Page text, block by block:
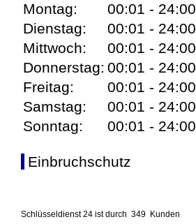
Montag:
00:01 - 24:00
Dienstag:
00:01 - 24:00
Mittwoch:
00:01 - 24:00
Donnerstag: 00:01 - 24:00
Freitag:
00:01 - 24:00
Samstag:
00:01 - 24:00
Sonntag:
00:01 - 24:00
Einbruchschutz
Schlüsseldienst 24 ist durch 349 Kunden